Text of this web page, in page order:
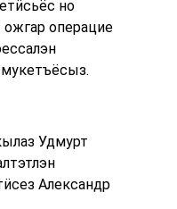
но
операцие
Удмурт
Александр